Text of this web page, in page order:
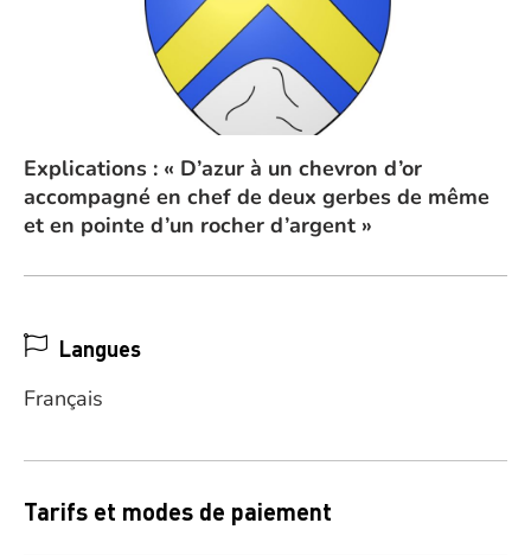
Explications : « D’azur à un chevron d’or
accompagné en chef de deux gerbes de même
et en pointe d’un rocher d’argent »
Langues
Français
Tarifs et modes de paiement